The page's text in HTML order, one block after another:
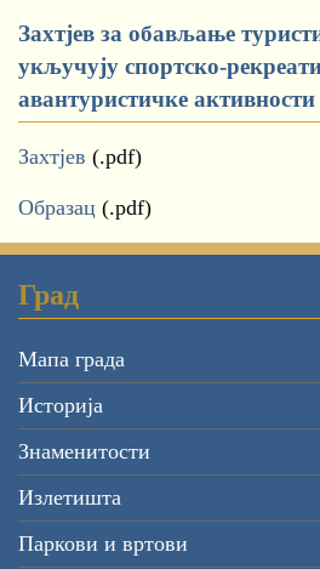
Захтјев за обављање
укључују спортско-
авантуристичке активности
Захтјев (.pdf)
Образац (.pdf)
Град
Мапа града
Историја
Знаменитости
Излетишта
Паркови и вртови